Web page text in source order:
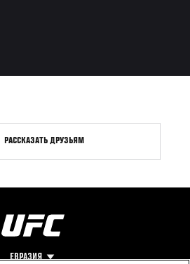
РАССКАЗАТЬ ДРУЗЬЯМ
ЕВРАЗИЯ